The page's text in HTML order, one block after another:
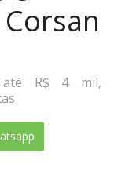
até R$ 4 mil,